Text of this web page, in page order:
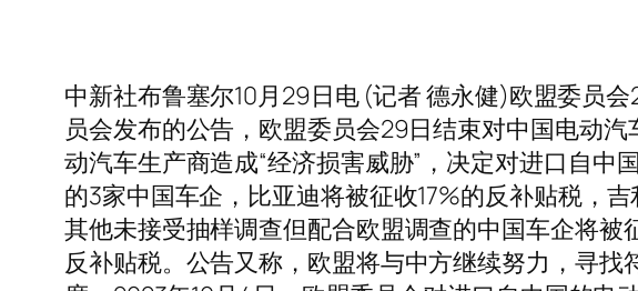
中新社布鲁塞尔10月29日电 (记者 德永健)欧盟委员
员会发布的公告，欧盟委员会29日结束对中国电动
动汽车生产商造成“经济损害威胁”，决定对进口自
的3家中国车企，比亚迪将被征收17%的反补贴税，
其他未接受抽样调查但配合欧盟调查的中国车企将
反补贴税。公告又称，欧盟将与中方继续努力，寻